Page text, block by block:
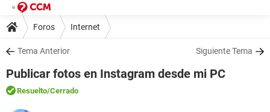
Foros Internet
Tema Anterior Siguiente Tema
Publicar fotos en Instagram desde mi PC
Resuelto/Cerrado